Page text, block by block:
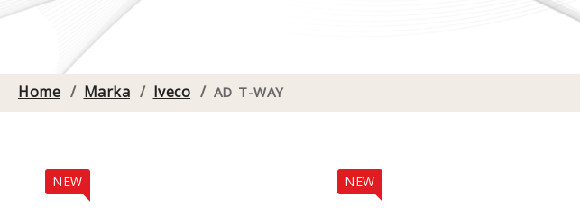
Home / Marka / Iveco / AD T-WAY
NEW NEW